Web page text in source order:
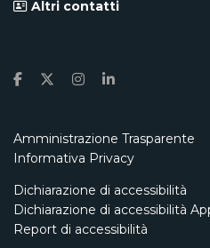
Altri contatti
Amministrazione Trasparente
Informativa Privacy
Dichiarazione di accessibilità
Dichiarazione di accessibilità
Report di accessibilità